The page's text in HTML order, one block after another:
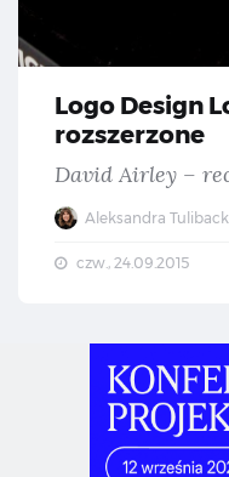
Logo Design
rozszerzone
David Airley –
Aleksandra
czw., 24.09.2015